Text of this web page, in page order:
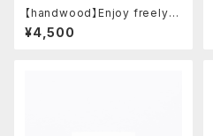
【handwood】Enjoy freely
前軸・ディンプル(ジュラルミン)
¥4,500